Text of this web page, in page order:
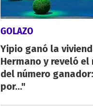
GOLAZO
Yipio ganó la
Hermano y reveló
del número
por..."